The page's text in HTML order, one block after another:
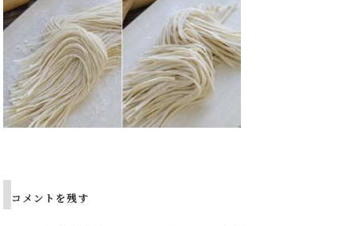
コメントを残す